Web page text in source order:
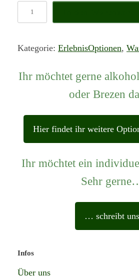
u
g
e
t
Kategorie: ErlebnisOptionen,
Ihr möchtet gerne
oder Brezen
Hier findet ihr weitere
Ihr möchtet ein
Sehr
… schreibt uns
Infos
Über uns